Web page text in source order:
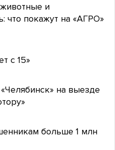
и
что покажут на «АГРО»
с 15»
на выезде
больше 1 млн